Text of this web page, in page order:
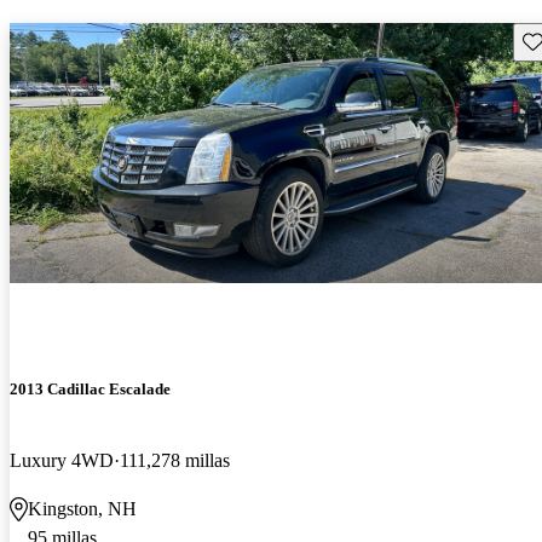
2013 Cadillac Escalade
Luxury 4WD 111,278 millas
Kingston, NH